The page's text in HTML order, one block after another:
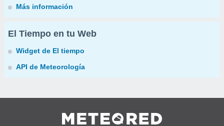
Más información
El Tiempo en tu Web
Widget de El tiempo
API de Meteorología